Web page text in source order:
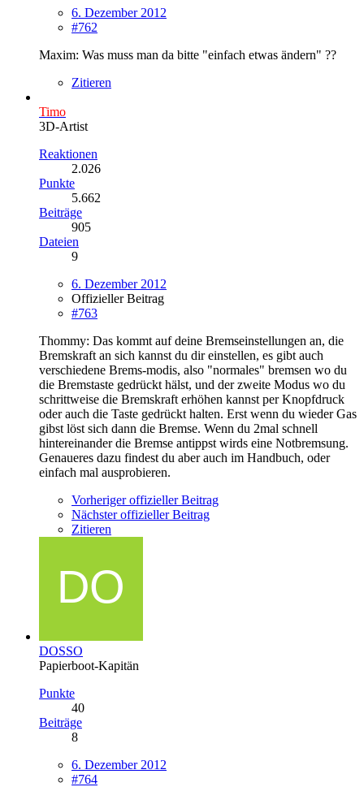
6. Dezember 2012
#762
Maxim: Was muss man da bitte "einfach etwas ändern" ??
Zitieren
Timo
3D-Artist
Reaktionen
2.026
Punkte
5.662
Beiträge
905
Dateien
9
6. Dezember 2012
Offizieller Beitrag
#763
Thommy: Das kommt auf deine Bremseinstellungen an, die
Bremskraft an sich kannst du dir einstellen, es gibt auch
verschiedene Brems-modis, also "normales" bremsen wo du
die Bremstaste gedrückt hälst, und der zweite Modus wo du
schrittweise die Bremskraft erhöhen kannst per Knopfdruck
oder auch die Taste gedrückt halten. Erst wenn du wieder Gas
gibst löst sich dann die Bremse. Wenn du 2mal schnell
hintereinander die Bremse antippst wirds eine Notbremsung.
Genaueres dazu findest du aber auch im Handbuch, oder
einfach mal ausprobieren.
Vorheriger offizieller Beitrag
Nächster offizieller Beitrag
Zitieren
DOSSO
Papierboot-Kapitän
Punkte
40
Beiträge
8
6. Dezember 2012
#764